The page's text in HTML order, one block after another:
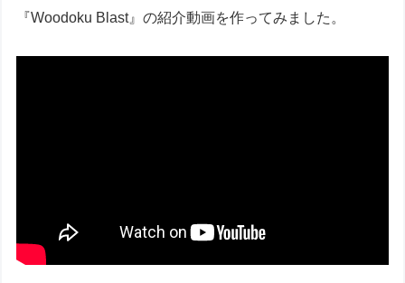
『Woodoku Blast』の紹介動画を作ってみました。